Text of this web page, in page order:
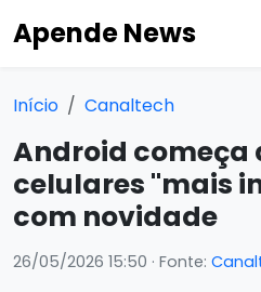
Apende News
Início Canaltech
Android começa
celulares "mais
com novidade
26/05/2026 15:50 · Fonte: